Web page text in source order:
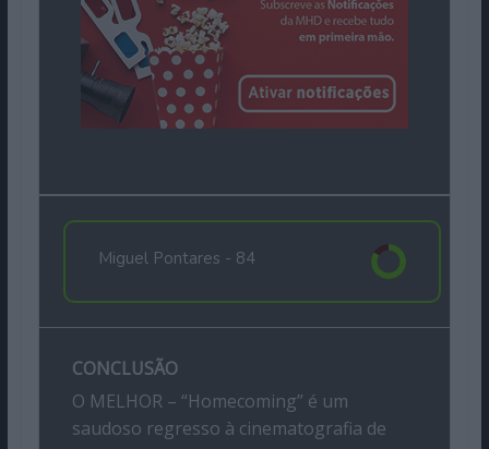
Miguel Pontares - 84
CONCLUSÃO
O MELHOR – “Homecoming” é um
saudoso regresso à cinematografia de